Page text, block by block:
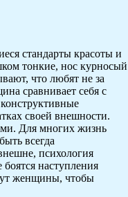
стандарты красоты и
тонкие, нос курносый
что любят не за
сравнивает себя с
своей внешности.
Для многих жизнь
всегда
психология
наступления
женщины, чтобы